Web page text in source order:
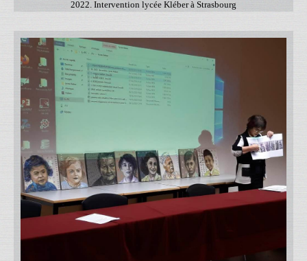
2022. Intervention lycée Kléber à Strasbourg